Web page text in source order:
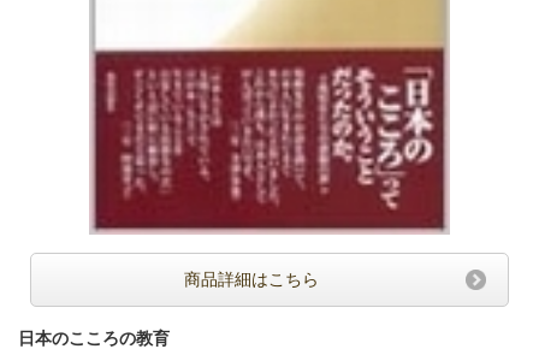
商品詳細はこちら
日本のこころの教育